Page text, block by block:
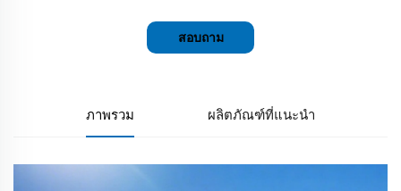
สอบถาม
ภาพรวม ผลิตภัณฑ์ที่แนะนำ